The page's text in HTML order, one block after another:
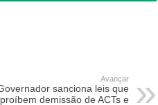
Avançar
sanciona leis que
proíbem demissão de ACTs e